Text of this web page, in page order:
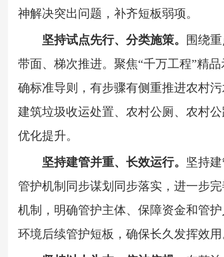
神解决突出问题，补齐短板弱项。
坚持试点先行、分类施策。
围绕
带面、梯次推进。聚焦“千万工程”精
确标准导则，有步骤有侧重推进农村
建筑垃圾收运处置、农村公厕、农村
优化提升。
坚持建管并重、长效运行。 坚持
管护机制同步谋划同步落实，进一步
机制，明确管护主体、保障资金和管
环境后续管护短板，确保长久发挥效